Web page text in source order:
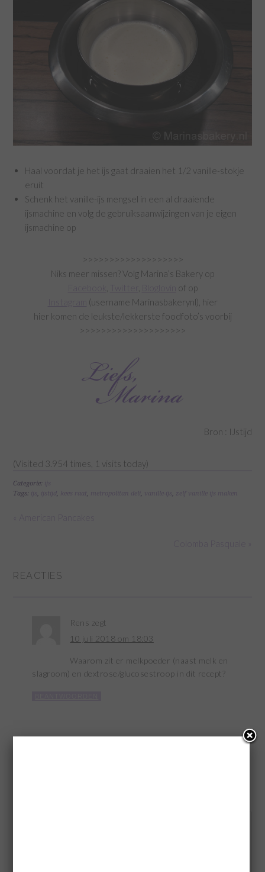
Haal voordat je het ijs gaat draaien het 1/2 vanille-stokje
eruit
Schenk het vanille-ijs mengsel in een al draaiende
ijsmachine en volg de gebruiksaanwijzingen van je eigen
ijsmachine op
>>>>>>>>>>>>>>>>>>>
Niks meer missen? Volg Marina’s Bakery op
Bloglovin
of op
Instagram
(username Marinasbakerynl), hier
hier komen de leukste/lekkerste foodfoto’s voorbij
>>>>>>>>>>>>>>>>>>>>
Bron : IJstijd
(Visited 3.954 times, 1 visits today)
Categorie:
Tags:
ijs, ijstijd, kees raat, metropolitan deli, vanille-ijs, zelf vanille ijs maken
REACTIES
Rens zegt
10 juli 2018 om 18:03
Waarom zit er melkpoeder (naast melk en
slagroom) en dextrose/glucosestroop in dit recept?